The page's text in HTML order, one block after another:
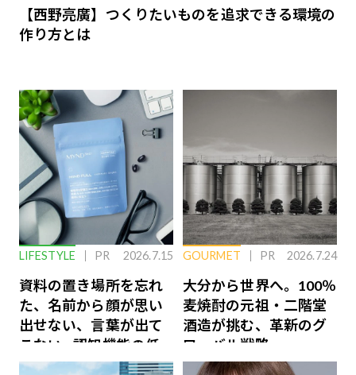
【西野亮廣】つくりたいものを追求できる環境の
作り方とは
LIFESTYLE PR 2026.7.15
資料の置き場所を忘れ
た、名前から顔が思い
出せない、言葉が出て
こない…認知機能の低
下を救う、脳のインナ
GOURMET PR 2026.7.24
大分から世界へ。100％
麦焼酎の元祖・二階堂
酒造が挑む、革新のグ
ローバル戦略